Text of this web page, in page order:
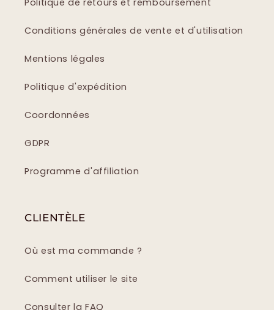
Politique de retours et remboursement
Conditions générales de vente et d'utilisation
Mentions légales
Politique d'expédition
Coordonnées
GDPR
Programme d'affiliation
CLIENTÈLE
Où est ma commande ?
Comment utiliser le site
Consulter la FAQ